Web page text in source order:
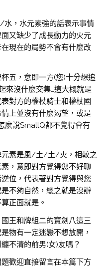
，水元素強的話表示事情
又缺少了成長動力的火元
現在的局勢不會有什麼改
五，意即一方(您)十分想追
來沒什麼交集…這大概就是
對方的權杖騎士和權杖國
上並沒有什麼渴望，或是
麼說SmallQ都不覺得會有
元素是風/土/土/火，相較之
，意即對方覺得您不好聊
位，代表著對方覺得與您
不夠自然，總之就是沒辦
正面就是。
王和牌組二的寶劍八這三
物有一定迷戀不想放開，
不清的前男(女)友嗎？
歡迎直接留言在本篇下方